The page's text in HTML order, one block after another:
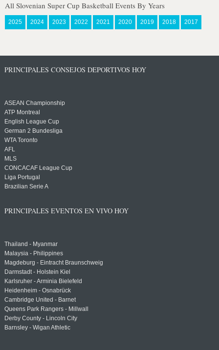
All Slovenian Super Cup Basketball Events By Years
2025 2024 2023 2022 2021 2020 2019 2018 2017
PRINCIPALES CONSEJOS DEPORTIVOS HOY
ASEAN Championship
ATP Montreal
English League Cup
German 2 Bundesliga
WTA Toronto
AFL
MLS
CONCACAF League Cup
Liga Portugal
Brazilian Serie A
PRINCIPALES EVENTOS EN VIVO HOY
Thailand - Myanmar
Malaysia - Philippines
Magdeburg - Eintracht Braunschweig
Darmstadt - Holstein Kiel
Karlsruher - Arminia Bielefeld
Heidenheim - Osnabrück
Cambridge United - Barnet
Queens Park Rangers - Millwall
Derby County - Lincoln City
Barnsley - Wigan Athletic